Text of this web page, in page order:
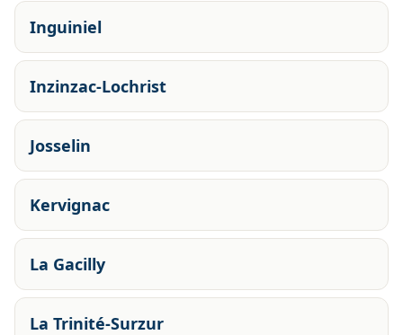
Inguiniel
Inzinzac-Lochrist
Josselin
Kervignac
La Gacilly
La Trinité-Surzur